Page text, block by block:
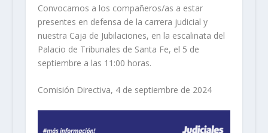
Convocamos a los compañeros/as a estar
presentes en defensa de la carrera judicial y
nuestra Caja de Jubilaciones, en la escalinata del
Palacio de Tribunales de Santa Fe, el 5 de
septiembre a las 11:00 horas.
Comisión Directiva, 4 de septiembre de 2024